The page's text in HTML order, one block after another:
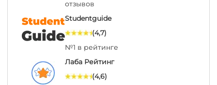
отзывов
Studentguide
(4,7)
№1 в рейтинге
Лаба Рейтинг
(4,6)